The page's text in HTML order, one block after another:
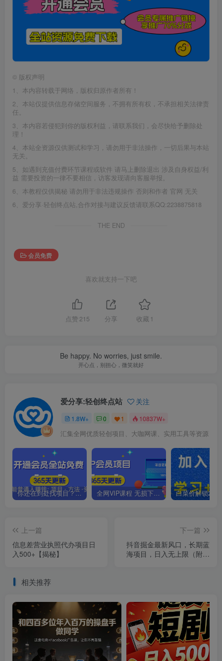
© 版权声明
1、本内容转载于网络，版权归原作者所有！
2、本站仅提供信息存储空间服务，不拥有所有权，不承担相关法律责
任。
3、本内容若侵犯到你的版权利益，请联系我们，会尽快给予删除处
理！
4、本站全资源仅供测试和学习，请勿用于非法操作，一切后果与本站
无关。
5、如遇到充值付费环节课程或软件 请马上删除退出 涉及自身权益/利
益 需要投资的一律不要相信，访客发现请向客服举报。
6、本教程仅供揭秘 请勿用于非法违规操作 否则和作者 官网 无关
6、爱分享·轻创终点站,合作对接与建议反馈请联系QQ:2238875818
THE END
会员免费
喜欢就支持一下吧
点赞 215 分享 收藏 1
Be happy. No worries, just smile.
开心点，别担心，微笑就好
爱分享:轻创终点站 关注
1.8W+ 0 1 10837W+
汇集全网优质轻创项目、大咖网课、实用工具等资源
你还在到处找项目？还在当韭菜？我靠卖项目一个月收入5万+，曾经我也是个失败者。 全网VIP课程 无损下载~.~
上一篇
信息差营业执照代办项目日
入500+【揭秘】
下一篇
抖音掘金最新风口，长期蓝
海项目，日入无上限（附实
相关推荐